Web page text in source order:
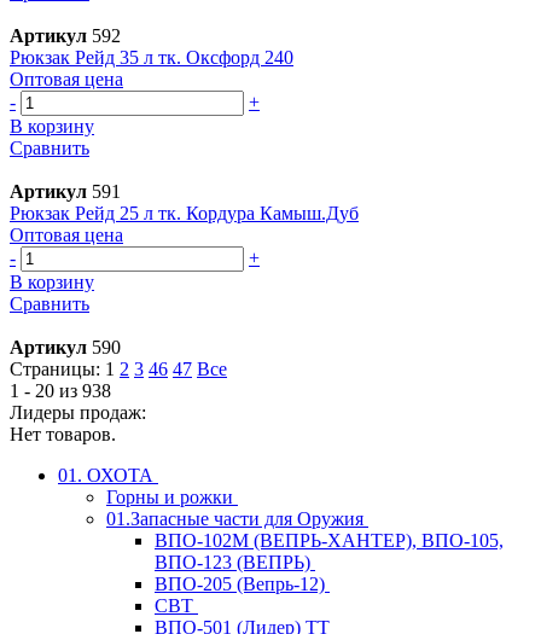
Артикул 592
Рюкзак Рейд 35 л тк. Оксфорд 240
Оптовая цена
-
+
В корзину
Сравнить
Артикул 591
Рюкзак Рейд 25 л тк. Кордура Камыш.Дуб
Оптовая цена
-
+
В корзину
Сравнить
Артикул 590
Страницы: 1 2 3 46 47 Все
1 - 20 из 938
Лидеры продаж:
Нет товаров.
01. ОХОТА
Горны и рожки
01.Запасные части для Оружия
ВПО-102М (ВЕПРЬ-ХАНТЕР), ВПО-105,
ВПО-123 (ВЕПРЬ)
ВПО-205 (Вепрь-12)
СВТ
ВПО-501 (Лидер) ТТ